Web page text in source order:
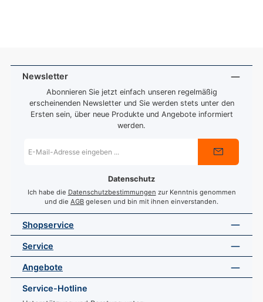
Newsletter
Abonnieren Sie jetzt einfach unseren regelmäßig
erscheinenden Newsletter und Sie werden stets unter den
Ersten sein, über neue Produkte und Angebote informiert
werden.
Mail-
Datenschutz
Ich habe die Datenschutzbestimmungen zur Kenntnis genommen
und die AGB gelesen und bin mit ihnen einverstanden.
Shopservice
Service
Angebote
Service-Hotline